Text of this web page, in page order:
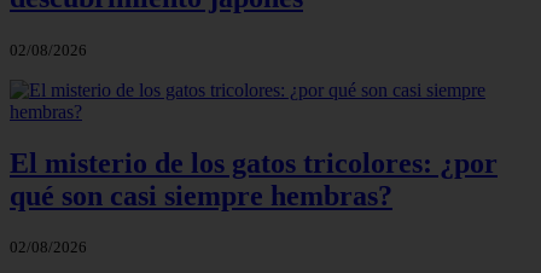
02/08/2026
El misterio de los gatos tricolores: ¿por
qué son casi siempre hembras?
02/08/2026